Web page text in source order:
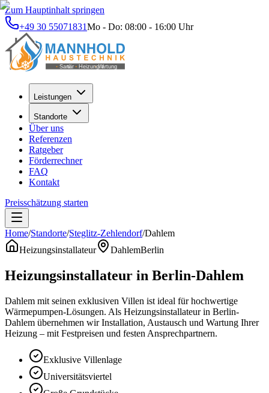
Zum Hauptinhalt springen
+49 30 55071831Mo - Do: 08:00 - 16:00 Uhr
Leistungen
Standorte
Über uns
Referenzen
Ratgeber
Förderrechner
FAQ
Kontakt
Preisschätzung starten
Home/Standorte/Steglitz-Zehlendorf/Dahlem
Heizungsinstallateur
DahlemBerlin
Heizungsinstallateur in Berlin-Dahlem
Dahlem mit seinen exklusiven Villen ist ideal für hochwertige
Wärmepumpen-Lösungen. Als Heizungsinstallateur in Berlin-
Dahlem übernehmen wir Installation, Austausch und Wartung Ihrer
Heizung – mit Festpreisen und festen Ansprechpartnern.
Exklusive Villenlage
Universitätsviertel